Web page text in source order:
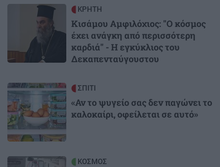
ΚΡΗΤΗ
Κισάμου Αμφιλόχιος: "Ο κόσμος
έχει ανάγκη από περισσότερη
καρδιά" - Η εγκύκλιος του
Δεκαπενταύγουστου
Image ΣΠΙΤΙ
«Αν το ψυγείο σας δεν παγώνει το
καλοκαίρι, οφείλεται σε αυτό»
Image ΚΟΣΜΟΣ